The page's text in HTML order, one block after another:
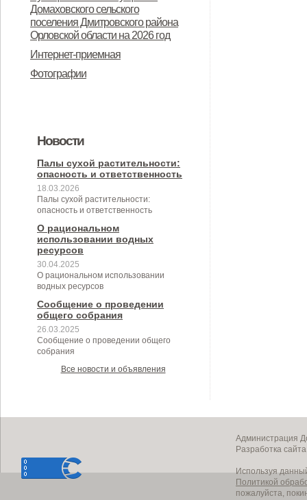
предназначенного для
предоставления во владение и
(или) пользование на
долгосрочной основе (в том числе
среднего предпринимательства и
организациям, образующим
субъектов малого и среднего
предпринимательства» (с
изменениями от 26.04.2022 № 30/9-
сс)
Дмитровского района Орловской
области в целях осуществления
сельского поселения
Домаховского сельского
поселения Дмитровского района
Орловской области на 2026 год
Интернет-приемная
Фотографии
Новости
Палы сухой растительности:
опасность и ответственность
18.03.2026
Палы сухой растительности:
опасность и ответственность
О рациональном
использовании водных
ресурсов
30.04.2025
О рациональном использовании
водных ресурсов
Сообщение о проведении
общего собрания
26.03.2025
Сообщение о проведении общего
собрания
Все новости и объявления
Администрация
Разработка
Используя
Политикой
пожалуйста,